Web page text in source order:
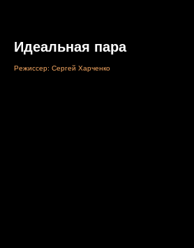
Идеальная пара
Режиссер: Сергей Харченко